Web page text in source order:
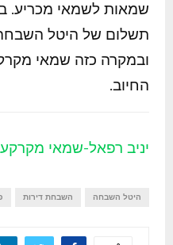
שמאות לשמאי מכריע.
תשלום של היטל
ובמקרה כזה שמאי
החיוב.
יניב רפאל-שמאי
היטל השבחה השבחת דירות